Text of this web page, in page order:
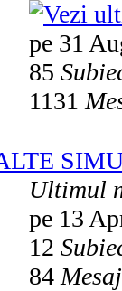
pe 31
85
1131
Ultimul
pe 13
12
84